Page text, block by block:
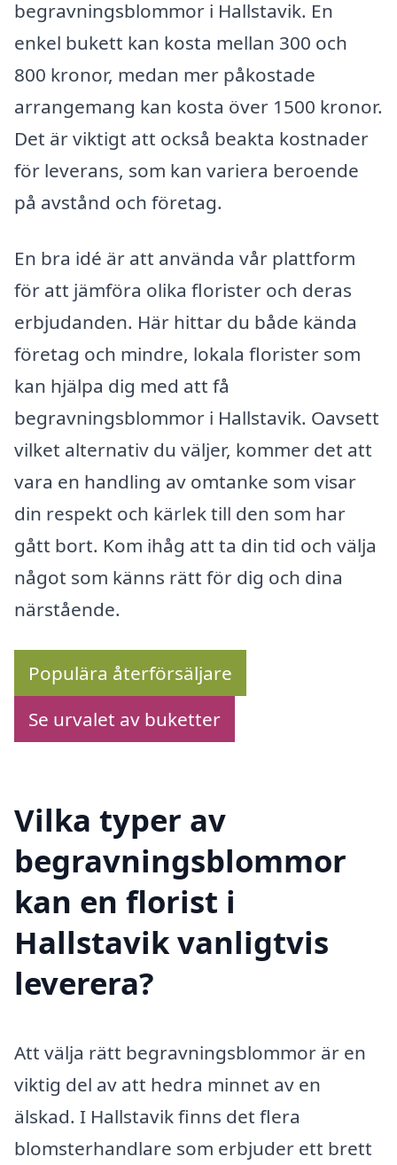
begravningsblommor i Hallstavik. En
enkel bukett kan kosta mellan 300 och
800 kronor, medan mer påkostade
arrangemang kan kosta över 1500 kronor.
Det är viktigt att också beakta kostnader
för leverans, som kan variera beroende
på avstånd och företag.
En bra idé är att använda vår plattform
för att jämföra olika florister och deras
erbjudanden. Här hittar du både kända
företag och mindre, lokala florister som
kan hjälpa dig med att få
begravningsblommor i Hallstavik. Oavsett
vilket alternativ du väljer, kommer det att
vara en handling av omtanke som visar
din respekt och kärlek till den som har
gått bort. Kom ihåg att ta din tid och välja
något som känns rätt för dig och dina
närstående.
Populära återförsäljare
Se urvalet av buketter
Vilka typer av
begravningsblommor
kan en florist i
Hallstavik vanligtvis
leverera?
Att välja rätt begravningsblommor är en
viktig del av att hedra minnet av en
älskad. I Hallstavik finns det flera
blomsterhandlare som erbjuder ett brett